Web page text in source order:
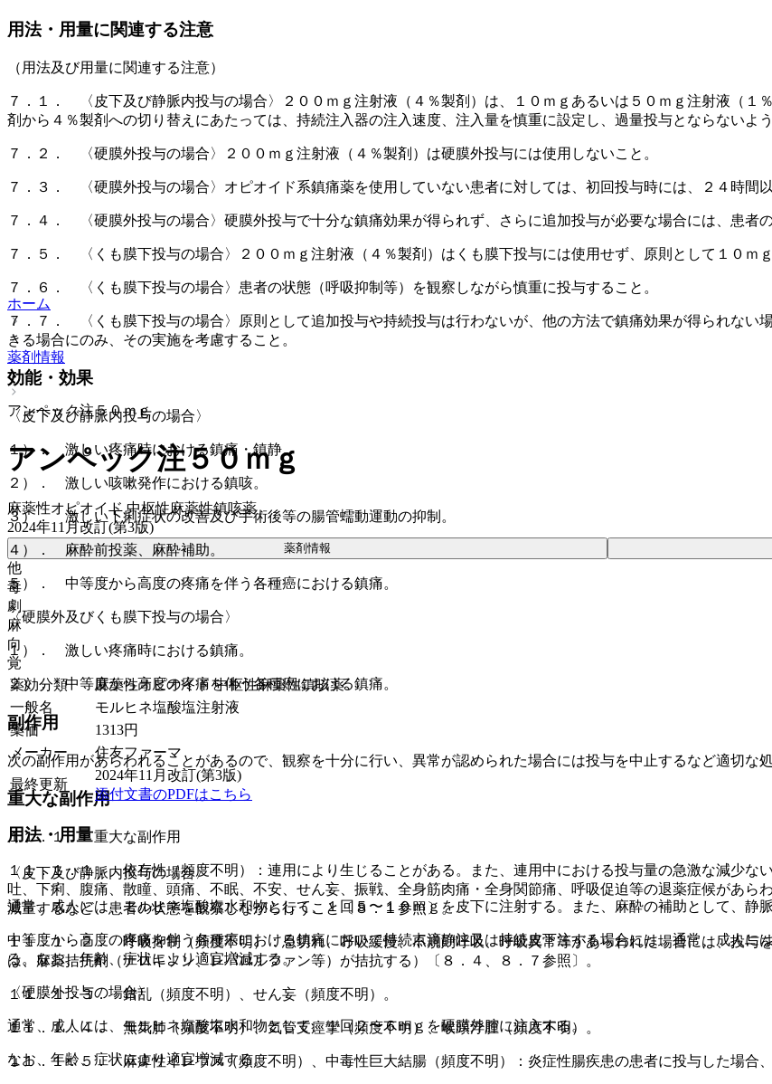
用法・用量に関連する注意
（用法及び用量に関連する注意）
７．１． 〈皮下及び静脈内投与の場合〉２００ｍｇ注射液（４％製剤）は、１０ｍｇあるいは５０ｍｇ注射液（１
剤から４％製剤への切り替えにあたっては、持続注入器の注入速度、注入量を慎重に設定し、過量投与とならないよ
７．２． 〈硬膜外投与の場合〉２００ｍｇ注射液（４％製剤）は硬膜外投与には使用しないこと。
７．３． 〈硬膜外投与の場合〉オピオイド系鎮痛薬を使用していない患者に対しては、初回投与時には、２４時間
７．４． 〈硬膜外投与の場合〉硬膜外投与で十分な鎮痛効果が得られず、さらに追加投与が必要な場合には、患者
７．５． 〈くも膜下投与の場合〉２００ｍｇ注射液（４％製剤）はくも膜下投与には使用せず、原則として１０ｍ
７．６． 〈くも膜下投与の場合〉患者の状態（呼吸抑制等）を観察しながら慎重に投与すること。
７．７． 〈くも膜下投与の場合〉原則として追加投与や持続投与は行わないが、他の方法で鎮痛効果が得られない
きる場合にのみ、その実施を考慮すること。
効能・効果
〈皮下及び静脈内投与の場合〉
１）． 激しい疼痛時における鎮痛・鎮静。
２）． 激しい咳嗽発作における鎮咳。
３）． 激しい下痢症状の改善及び手術後等の腸管蠕動運動の抑制。
４）． 麻酔前投薬、麻酔補助。
５）． 中等度から高度の疼痛を伴う各種癌における鎮痛。
〈硬膜外及びくも膜下投与の場合〉
１）． 激しい疼痛時における鎮痛。
２）． 中等度から高度の疼痛を伴う各種癌における鎮痛。
副作用
次の副作用があらわれることがあるので、観察を十分に行い、異常が認められた場合には投与を中止するなど適切な処
重大な副作用
１１．１． 重大な副作用
１１．１．１． 依存性（頻度不明）：連用により生じることがある。また、連用中における投与量の急激な減少な
吐、下痢、腹痛、散瞳、頭痛、不眠、不安、せん妄、振戦、全身筋肉痛・全身関節痛、呼吸促迫等の退薬症候があら
減量するなど、患者の状態を観察しながら行うこと〔８．１参照〕。
１１．１．２． 呼吸抑制（頻度不明）：息切れ、呼吸緩慢、不規則呼吸、呼吸異常等があらわれた場合には、投与
は、麻薬拮抗剤（ナロキソン、レバロルファン等）が拮抗する）〔８．４、８．７参照〕。
１１．１．３． 錯乱（頻度不明）、せん妄（頻度不明）。
１１．１．４． 無気肺（頻度不明）、気管支痙攣（頻度不明）、喉頭浮腫（頻度不明）。
１１．１．５． 麻痺性イレウス（頻度不明）、中毒性巨大結腸（頻度不明）：炎症性腸疾患の患者に投与した場合
ホーム
薬剤情報
アンペック注５０ｍｇ
アンペック注５０ｍｇ
麻薬性オピオイド 中枢性麻薬性鎮咳薬
2024年11月改訂(第3版)
薬剤情報
他
毒
劇
麻
向
覚
薬効分類
麻薬性オピオイド 中枢性麻薬性鎮咳薬
一般名
モルヒネ塩酸塩注射液
薬価
1313円
メーカー
住友ファーマ
最終更新
2024年11月改訂(第3版)
添付文書のPDFはこちら
用法・用量
〈皮下及び静脈内投与の場合〉
通常、成人には、モルヒネ塩酸塩水和物として、１回５〜１０ｍｇを皮下に注射する。また、麻酔の補助として、静
中等度から高度の疼痛を伴う各種癌における鎮痛において持続点滴静注又は持続皮下注する場合には、通常、成人に
る。なお、年齢、症状により適宜増減する。
〈硬膜外投与の場合〉
通常、成人には、モルヒネ塩酸塩水和物として、１回２〜６ｍｇを硬膜外腔に注入する。
なお、年齢、症状により適宜増減する。